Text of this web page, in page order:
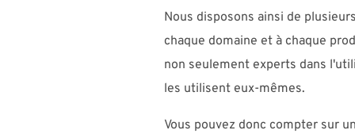
Nous disposons ainsi de
chaque domaine et à chaque
non seulement experts dans
les utilisent eux-mêmes.
Vous pouvez donc compter sur